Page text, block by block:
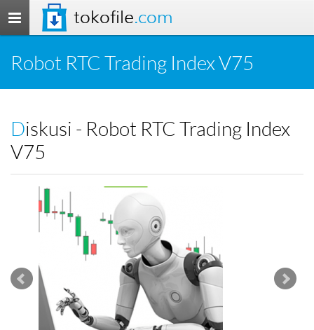
Toggle
navigation
tokofile.com
Robot RTC Trading Index V75
Diskusi - Robot RTC Trading Index
V75